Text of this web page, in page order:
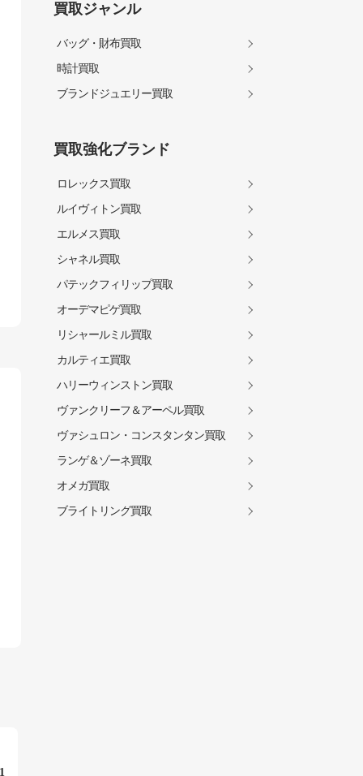
買取ジャンル
バッグ・財布買取
時計買取
ブランドジュエリー買取
買取強化ブランド
ロレックス買取
ルイヴィトン買取
エルメス買取
シャネル買取
パテックフィリップ買取
オーデマピゲ買取
リシャールミル買取
カルティエ買取
ハリーウィンストン買取
ヴァンクリーフ＆アーペル買取
ヴァシュロン・コンスタンタン買取
ランゲ＆ゾーネ買取
オメガ買取
ブライトリング買取